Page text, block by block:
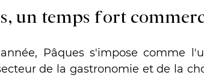
un temps fort
Pâques s'impose comme
de la gastronomie et de la